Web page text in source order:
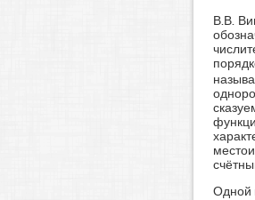
В.В.
Одной